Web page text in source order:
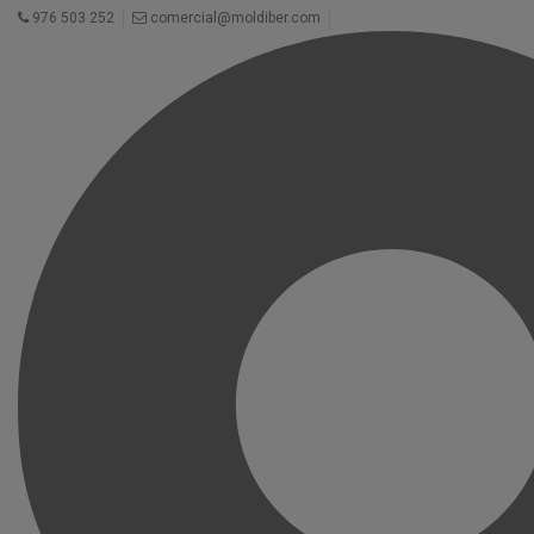
976 503 252 comercial@moldiber.com